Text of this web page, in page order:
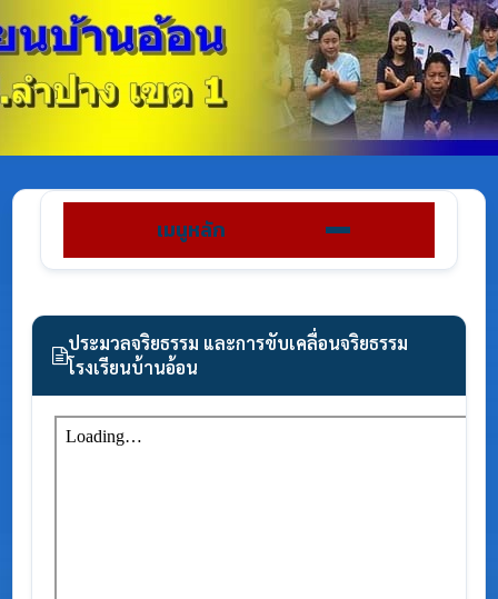
เมนูหลัก
ประมวลจริยธรรม และการขับเคลื่อนจริยธรรม
โรงเรียนบ้านอ้อน